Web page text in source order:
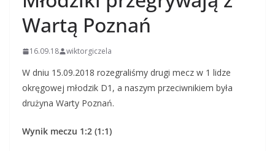
Wartą Poznań
16.09.18 wiktorgiczela
W dniu 15.09.2018 rozegraliśmy drugi mecz w 1 lidze
okręgowej młodzik D1, a naszym przeciwnikiem była
drużyna Warty Poznań.
Wynik meczu 1:2 (1:1)